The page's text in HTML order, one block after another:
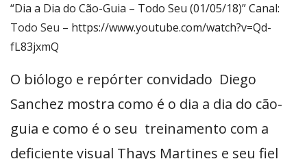
“Dia a Dia do Cão-Guia – Todo Seu (01/05/18)” Canal:
Todo Seu – https://www.youtube.com/watch?v=Qd-
fL83jxmQ
O biólogo e repórter convidado Diego
Sanchez mostra como é o dia a dia do cão-
guia e como é o seu treinamento com a
deficiente visual Thays Martines e seu fiel